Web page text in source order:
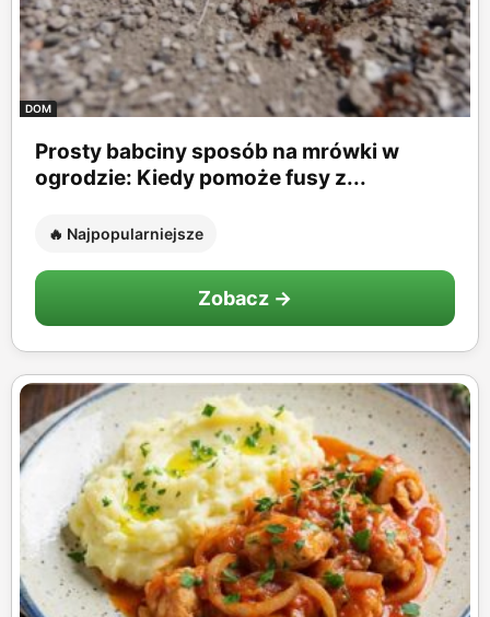
DOM
Prosty babciny sposób na mrówki w
ogrodzie: Kiedy pomoże fusy z...
🔥 Najpopularniejsze
Zobacz →